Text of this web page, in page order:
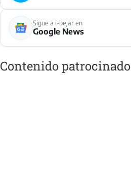
Sigue a i-bejar en
Google News
Contenido patrocinado